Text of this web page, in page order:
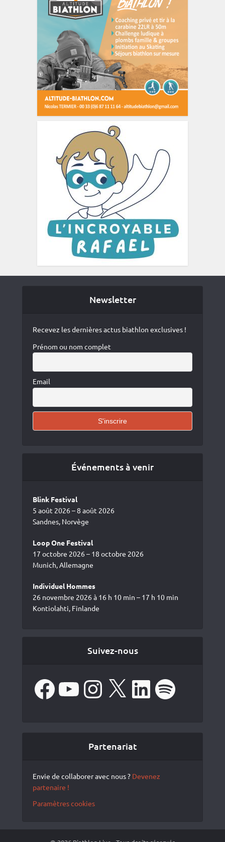
Newsletter
Recevez les dernières actus biathlon exclusives !
Prénom ou nom complet
Email
Événements à venir
Blink Festival
5 août 2026 – 8 août 2026
Sandnes, Norvège
Loop One Festival
17 octobre 2026 – 18 octobre 2026
Munich, Allemagne
Individuel Hommes
26 novembre 2026 à 16 h 10 min – 17 h 10 min
Kontiolahti, Finlande
Suivez-nous
FacebookYouTube Instagram LinkedIn Spotify
Partenariat
Envie de collaborer avec nous ? Devenez
partenaire !
Paramètres cookies